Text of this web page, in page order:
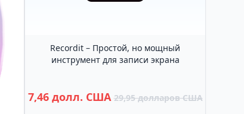
Recordit – Простой, но мощный
инструмент для записи экрана
7,46 долл. США 29,95 долларов США